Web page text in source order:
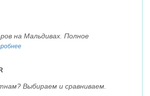
на Мальдивах. Полное
Выбираем и сравниваем.